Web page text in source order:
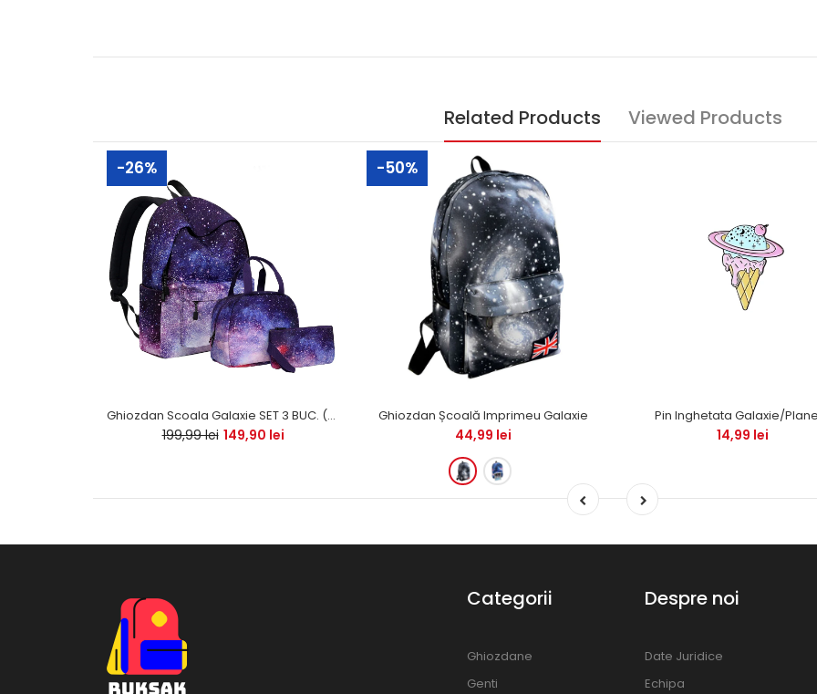
Related Products Viewed Products
-26%
Ghiozdan Scoala Galaxie SET 3 BUC. (ghiozdan, geantuta, penar) - PREMIUM
199,99 lei 149,90 lei
-50%
Ghiozdan Școală Imprimeu Galaxie
44,99 lei
Pin Inghetata Galaxie/
14,99 lei
Categorii
Ghiozdane
Genti
Despre noi
Date Juridice
Echipa